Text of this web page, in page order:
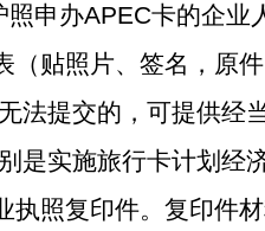
申办APEC卡的企业
（贴照片、签名，原
法提交的，可提供经
是实施旅行卡计划经
执照复印件。复印件